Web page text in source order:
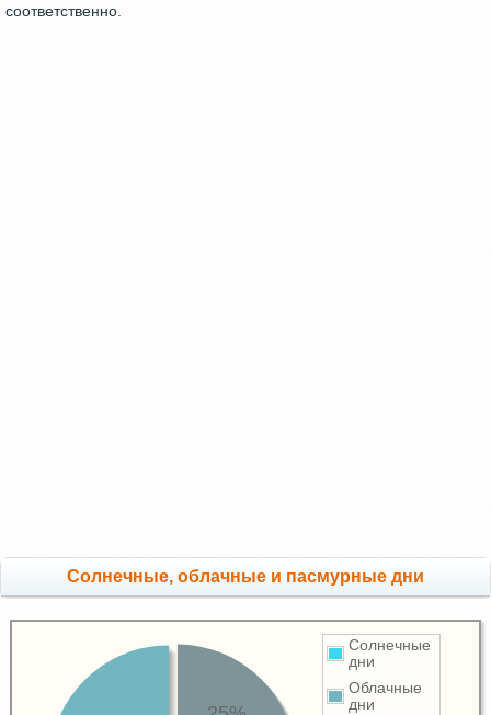
соответственно.
Cолнечные, облачные и пасмурные дни
Солнечные
дни
Облачные
дни